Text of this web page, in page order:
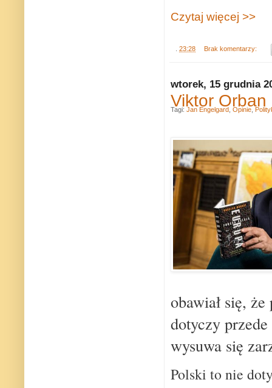
Czytaj więcej >>
23:28 Brak komentarzy:
wtorek, 15 grudnia
Viktor Orban
obawiał się,
dotyczy
wysuwa się
Polski to nie
Tagi: Jan Engelgard Opinie